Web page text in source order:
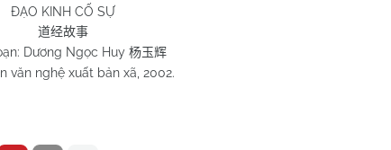
ĐẠO KINH CỐ SỰ
道经故事
Dương Ngọc Huy 杨玉辉
văn nghệ xuất bản xã, 2002.